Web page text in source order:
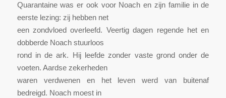
Quarantaine was er ook voor Noach en zijn familie in de
eerste lezing: zij hebben net
een zondvloed overleefd. Veertig dagen regende het en
dobberde Noach stuurloos
rond in de ark. Hij leefde zonder vaste grond onder de
voeten. Aardse zekerheden
waren verdwenen en het leven werd van buitenaf
bedreigd. Noach moest in